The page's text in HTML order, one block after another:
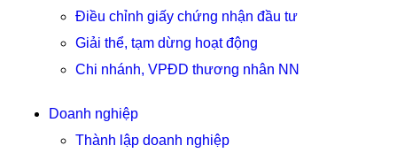
Điều chỉnh giấy chứng nhận đầu tư
Giải thể, tạm dừng hoạt động
Chi nhánh, VPĐD thương nhân NN
Doanh nghiệp
Thành lập doanh nghiệp